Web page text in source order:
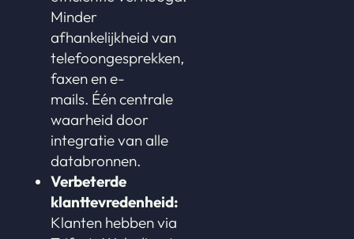
Minder
afhankelijkheid van
telefoongesprekken,
faxen en e-
mails. Één centrale
waarheid door
integratie van alle
databronnen.
Verbeterde
klanttevredenheid:
Klanten hebben via